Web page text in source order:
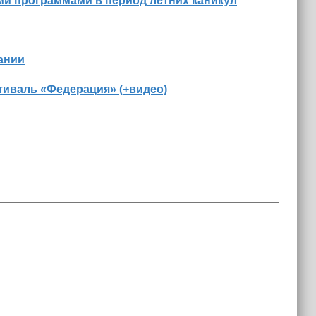
«Федерация» (+видео)